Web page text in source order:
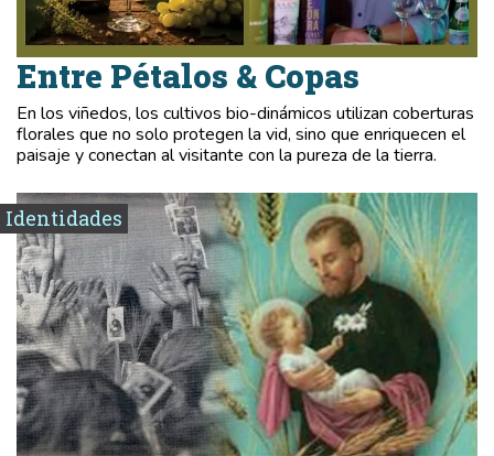
Entre Pétalos & Copas
En los viñedos, los cultivos bio-dinámicos utilizan coberturas
florales que no solo protegen la vid, sino que enriquecen el
paisaje y conectan al visitante con la pureza de la tierra.
Identidades